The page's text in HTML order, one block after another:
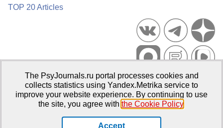
TOP 20 Articles
Psychological Publications Portal PsyJournals.ru, 2007–2026
Publisher:Moscow State University of Psychology and Education
The PsyJournals.ru portal processes cookies and
collects statistics using Yandex.Metrika service to
improve your website experience. By continuing to use
the site, you agree with the Cookie Policy.
Accept